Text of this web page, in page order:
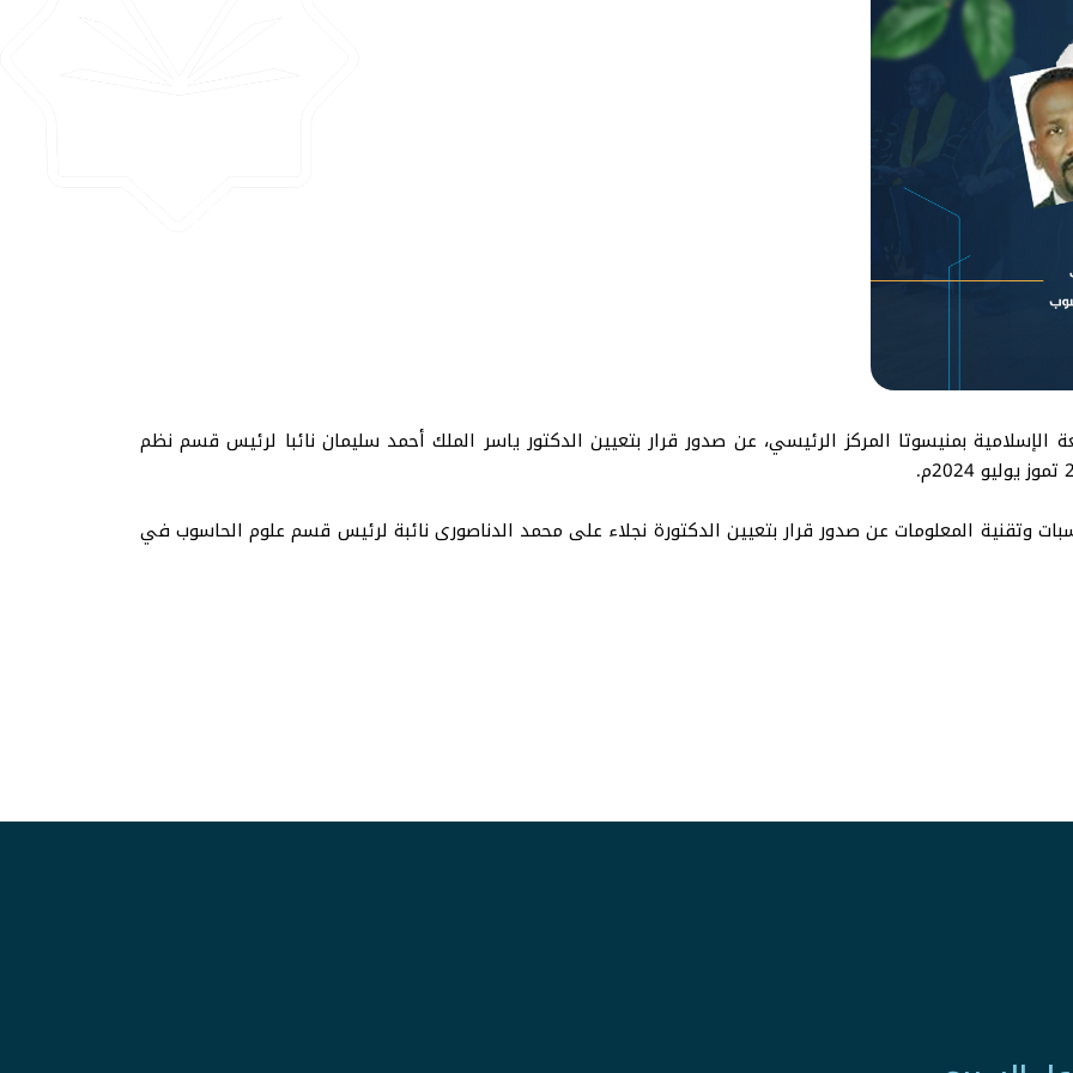
الإسلامية بمنيسوتا المركز الرئيسي، عن صدور قرار بتعيين الدكتور ياسر الملك أحمد سليمان نائبا لرئيس قسم نظم
وتقنية المعلومات عن صدور قرار بتعيين الدكتورة نجلاء على محمد الدناصورى نائبة لرئيس قسم علوم الحاسوب في